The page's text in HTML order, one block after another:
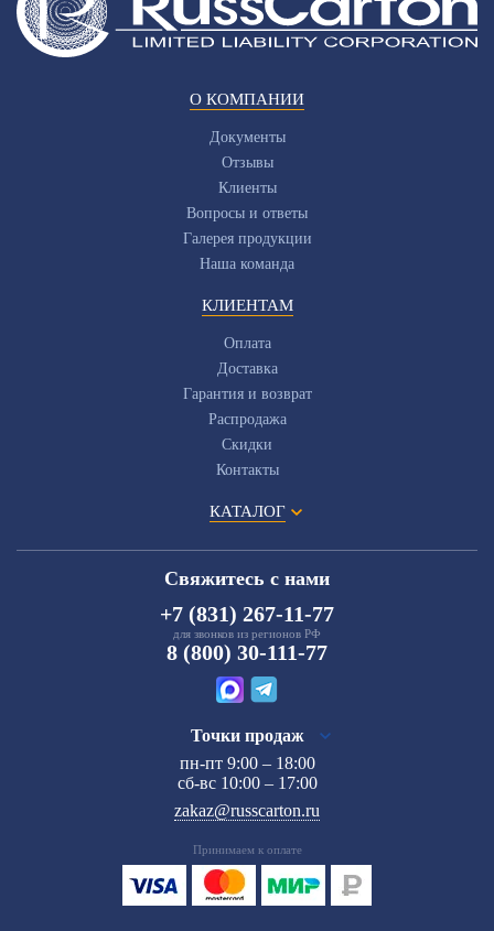
О КОМПАНИИ
Документы
Отзывы
Клиенты
Вопросы и ответы
Галерея продукции
Наша команда
КЛИЕНТАМ
Оплата
Доставка
Гарантия и возврат
Распродажа
Скидки
Контакты
КАТАЛОГ
Свяжитесь с нами
+7 (831) 267-11-77
для звонков из регионов РФ
8 (800) 30-111-77
Точки продаж
пн-пт 9:00 – 18:00
сб-вс 10:00 – 17:00
zakaz@russcarton.ru
Принимаем к оплате